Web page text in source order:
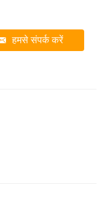
हमसे संपर्क करें